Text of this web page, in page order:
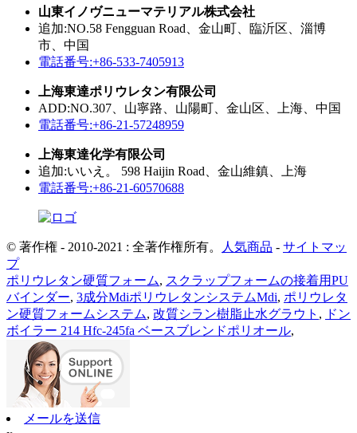
山東イノヴニューマテリアル株式会社
追加:NO.58 Fengguan Road、金山町、臨沂区、淄博
市、中国
電話番号:+86-533-7405913
上海東達ポリウレタン有限公司
ADD:NO.307、山寧路、山陽町、金山区、上海、中国
電話番号:+86-21-57248959
上海東達化学有限公司
追加:いいえ。 598 Haijin Road、金山維鎮、上海
電話番号:+86-21-60570688
© 著作権 - 2010-2021 : 全著作権所有。 人気商品 - サイトマッ
プ
ポリウレタン硬質フォーム, スクラップフォームの接着用PU
バインダー, 3成分MdiポリウレタンシステムMdi, ポリウレタ
ン硬質フォームシステム, 改質シラン樹脂止水グラウト , ドン
ボイラー 214 Hfc-245fa ベースブレンドポリオール,
メールを送信